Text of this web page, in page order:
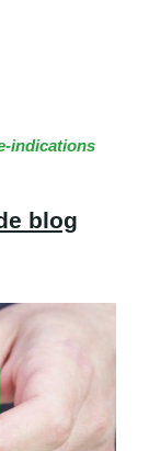
indications
blog